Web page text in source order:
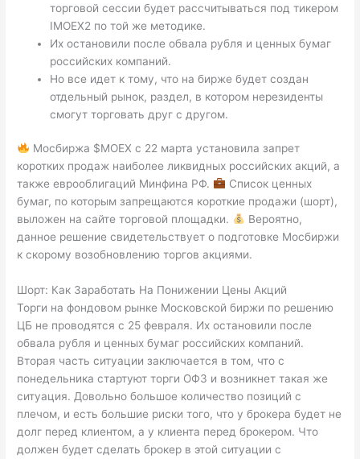
торговой сессии будет рассчитываться под тикером
IMOEX2 по той же методике.
Их остановили после обвала рубля и ценных бумаг
российских компаний.
Но все идет к тому, что на бирже будет создан
отдельный рынок, раздел, в котором нерезиденты
смогут торговать друг с другом.
Мосбиржа $MOEX с 22 марта установила запрет
коротких продаж наиболее ликвидных российских акций, а
также еврооблигаций Минфина РФ.
Список ценных
бумаг, по которым запрещаются короткие продажи (шорт),
выложен на сайте торговой площадки.
Вероятно,
данное решение свидетельствует о подготовке Мосбиржи
к скорому возобновлению торгов акциями.
Шорт: Как Заработать На Понижении Цены Акций
Торги на фондовом рынке Московской биржи по решению
ЦБ не проводятся с 25 февраля. Их остановили после
обвала рубля и ценных бумаг российских компаний.
Вторая часть ситуации заключается в том, что с
понедельника стартуют торги ОФЗ и возникнет такая же
ситуация. Довольно большое количество позиций с
плечом, и есть большие риски того, что у брокера будет не
долг перед клиентом, а у клиента перед брокером. Что
должен будет сделать брокер в этой ситуации с